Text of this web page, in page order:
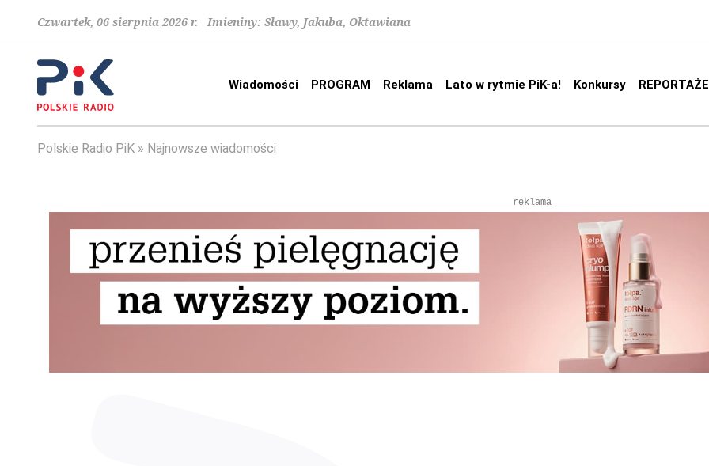
Czwartek, 06 sierpnia 2026 r. Imieniny: Sławy, Jakuba, Oktawiana
Wiadomości PROGRAM Reklama Lato w rytmie PiK-a! Konkursy REPORTAŻE
Polskie Radio PiK Najnowsze wiadomości
reklama